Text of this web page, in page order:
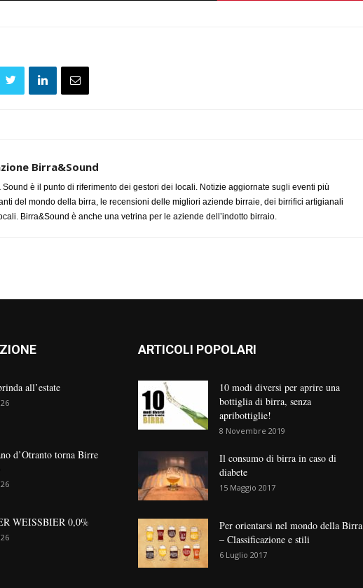
Birra&Sound
Sound è il punto di riferimento dei gestori dei locali. Notizie aggiornate sugli eventi più
del mondo della birra, le recensioni delle migliori aziende birraie, dei birrifici artigianali
Birra&Sound è anche una vetrina per le aziende dell’indotto birraio.
all’estate
d’Otranto torna Birre
WEISSBIER 0,0%
ARTICOLI POPOLARI
10 modi diversi per aprire una
bottiglia di birra, senza
apribottiglie!
8 Novembre 2019
Il consumo di birra in caso di
diabete
15 Maggio 2017
Per orientarsi nel mondo della Birra
– Classificazione e stili
6 Luglio 2017